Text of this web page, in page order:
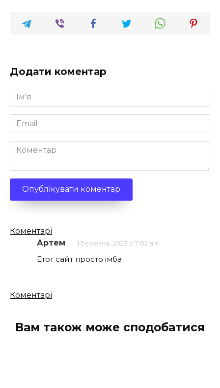
Додати коментар
Ім'я
*
Email
*
Коментар
Кількість
коментарів
Коментарі
Артем
1 Березня, 2023 о 7:02 am
Етот сайт просто імба
Кількість
Коментарі
Вам також може сподобатися